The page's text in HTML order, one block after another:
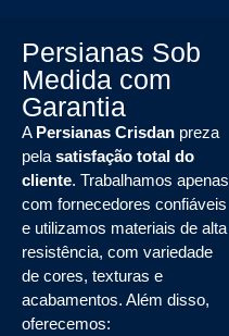
Persianas Sob
Medida com
Garantia
A Persianas Crisdan preza
pela satisfação total do
cliente. Trabalhamos apenas
com fornecedores confiáveis
e utilizamos materiais de alta
resistência, com variedade
de cores, texturas e
acabamentos. Além disso,
oferecemos: